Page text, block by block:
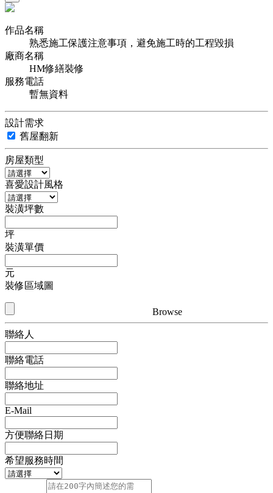
作品名稱
熟悉施工保護注意事項，避免施工時的工程毀損
廠商名稱
HM修繕裝修
服務電話
暫無資料
設計需求
舊屋翻新
房屋類型
喜愛設計風格
裝潢坪數
坪
裝潢單價
元
裝修區域圖
Browse
聯絡人
聯絡電話
聯絡地址
E-Mail
方便聯絡日期
希望服務時間